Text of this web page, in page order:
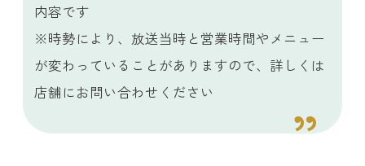
内容です
※時勢により、放送当時と営業時間やメニュー
が変わっていることがありますので、詳しくは
店舗にお問い合わせください